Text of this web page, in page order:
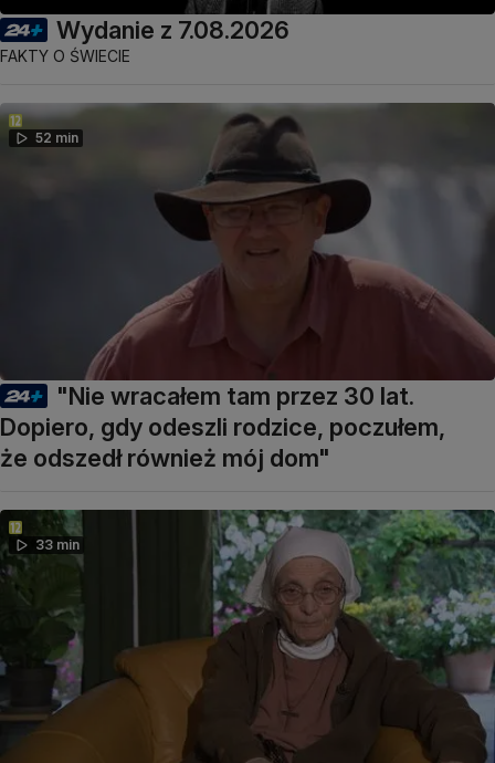
Wydanie z 7.08.2026
FAKTY O ŚWIECIE
52 min
"Nie wracałem tam przez 30 lat.
Dopiero, gdy odeszli rodzice, poczułem,
że odszedł również mój dom"
33 min